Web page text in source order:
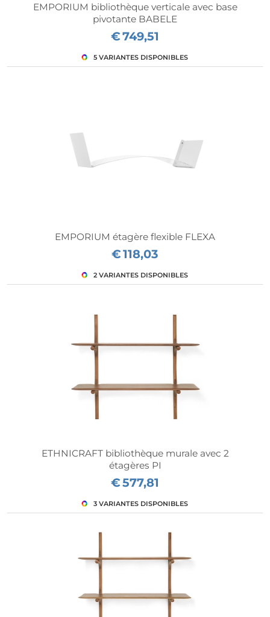
EMPORIUM bibliothèque verticale avec base
pivotante BABELE
€749,51
EMPORIUM étagère flexible FLEXA
€118,03
ETHNICRAFT bibliothèque murale avec 2
étagères PI
€577,81